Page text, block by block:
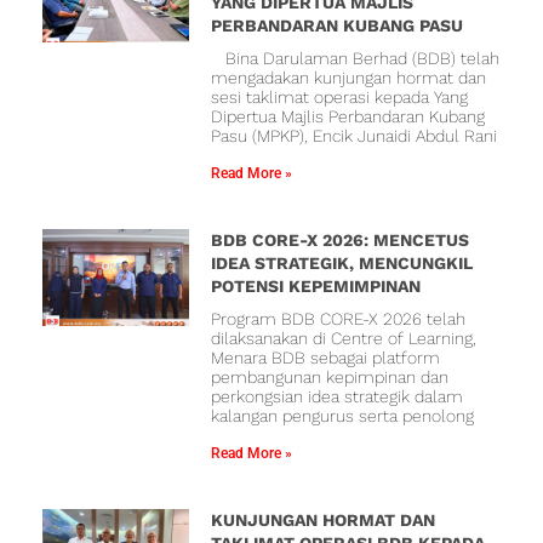
PERBANDARAN KUBANG PASU
Bina Darulaman Berhad (BDB) telah
mengadakan kunjungan hormat dan
sesi taklimat operasi kepada Yang
Dipertua Majlis Perbandaran Kubang
Pasu (MPKP), Encik Junaidi Abdul Rani
Read More »
BDB CORE-X 2026: MENCETUS
IDEA STRATEGIK, MENCUNGKIL
POTENSI KEPEMIMPINAN
Program BDB CORE-X 2026 telah
dilaksanakan di Centre of Learning,
Menara BDB sebagai platform
pembangunan kepimpinan dan
perkongsian idea strategik dalam
kalangan pengurus serta penolong
Read More »
KUNJUNGAN HORMAT DAN